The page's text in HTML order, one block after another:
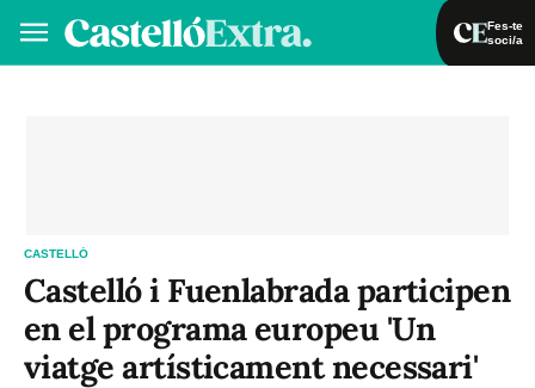
Fes-te
soci/a
CASTELLÓ
Castelló i Fuenlabrada participen
en el programa europeu 'Un
viatge artísticament necessari'